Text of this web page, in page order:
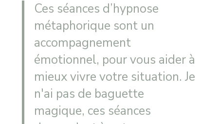
Ces séances d’hypnose
métaphorique sont un
accompagnement
émotionnel, pour vous aider à
mieux vivre votre situation. Je
n'ai pas de baguette
magique, ces séances